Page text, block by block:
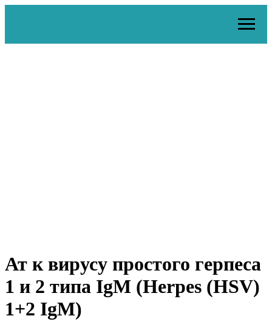
Ат к вирусу простого герпеса
1 и 2 типа IgM (Herpes (HSV)
1+2 IgM)